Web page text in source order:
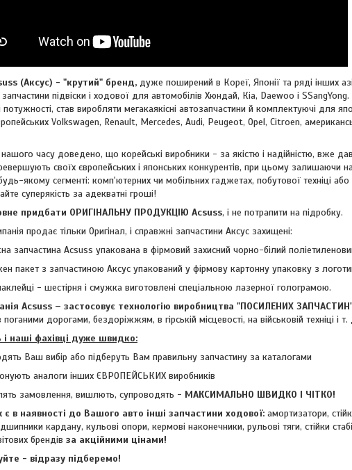
(Аксус) - "крутий" бренд, дуже поширений в Кореї, Японії та ряді інших
підвіски і ходової для автомобілів Хюндай, Кіа, Daewoo і
потужності, став виробляти мегакаякісні автозапчастини й комплектуючі для
Volkswagen, Renault, Mercedes, Audi, Peugeot, Opel, Citroen,
часу доведено, що корейські виробники - за якістю і надійністю, вже
своїх європейських і японських конкурентів, при цьому залишаючи
якому сегменті: комп'ютерних чи мобільних гаджетах, побутової техніці
суперякість за адекватні гроші!
придбати ОРИГІНАЛЬНУ ПРОДУКЦІЮ Acsuss, і не потрапити на підробку.
продає тільки Оригінал, і справжні запчастини Аксус захищені:
запчастина Acsuss упакована в фірмовий захисний чорно-білий
пакет з запчастиною Аксус упакований у фірмову картонну упаковку з
- шестірня і смужка виготовлені спеціальною лазерної голограмою.
Acsuss – застосовує технологію виробництва "ПОСИЛЕНИХ
поганими дорогами, бездоріжжям, в гірській місцевості, на військовій техніці і т.
і наші фахівці дуже швидко:
Ваш вибір або підберуть Вам правильну запчастину за каталогами
аналоги інших ЄВРОПЕЙСЬКИХ виробників
замовлення, вишлють, супроводять - МАКСИМАЛЬНО ШВИДКО І ЧІТКО!
в наявності до Вашого авто інші запчастини ходової: амортизатори,
кардану, кульові опори, кермові наконечники, рульові тяги, стійки
брендів за акційними цінами!
- відразу підберемо!